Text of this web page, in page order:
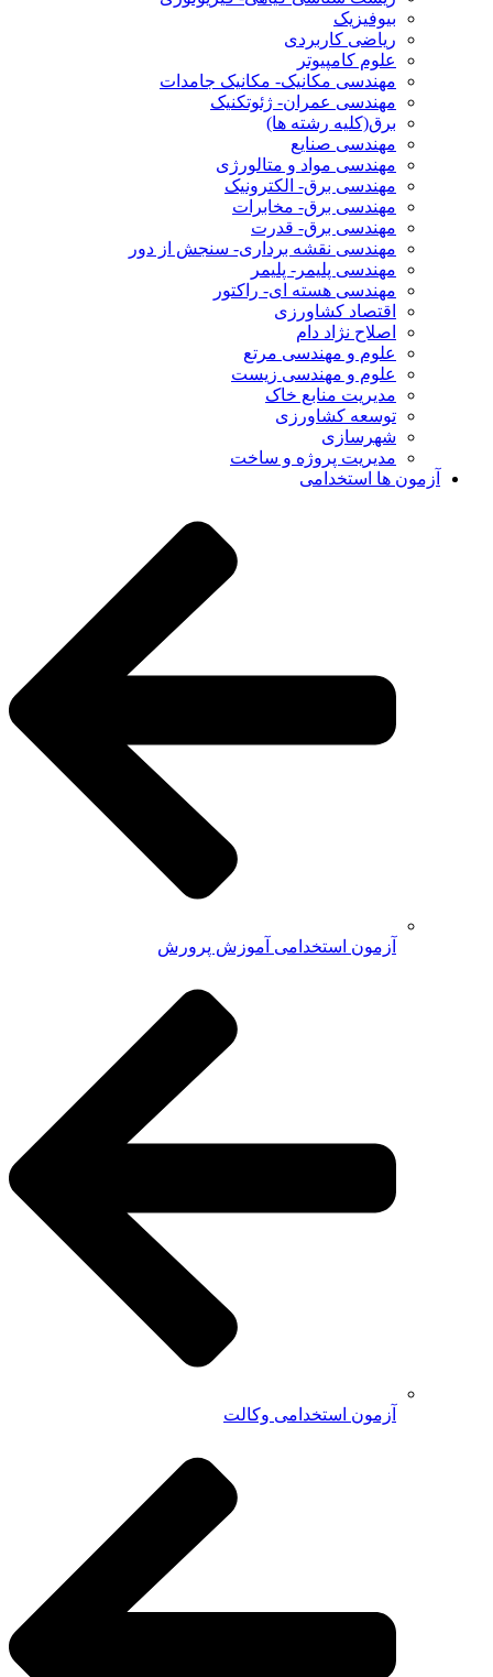
بیوفیزیک
ریاضی کاربردی
علوم کامپیوتر
مهندسی مکانیک- مکانیک جامدات
مهندسی عمران- ژئوتکنیک
برق(کلیه رشته ها)
مهندسی صنایع
مهندسی مواد و متالورژی
مهندسی برق- الکترونیک
مهندسی برق- مخابرات
مهندسی برق- قدرت
مهندسی نقشه برداری- سنجش از دور
مهندسی پلیمر- پلیمر
مهندسی هسته ای- راکتور
اقتصاد کشاورزی
اصلاح نژاد دام
علوم و مهندسی مرتع
علوم و مهندسی زیست
مدیریت منابع خاک
توسعه کشاورزی
شهرسازی
مدیریت پروژه و ساخت
آزمون ها استخدامی
آزمون استخدامی آموزش پرورش
آزمون استخدامی وکالت